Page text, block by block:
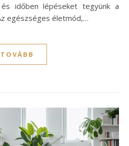
időben lépéseket tegyünk a
egészséges életmód,…
TOVÁBB